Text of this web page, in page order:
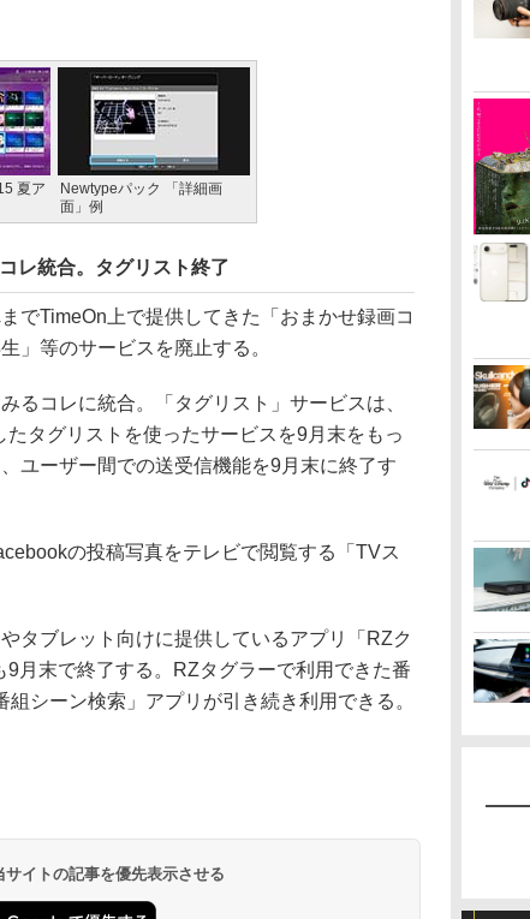
夏ア
Newtypeパック 「詳細画
面」例
レ統合。タグリスト終了
でTimeOn上で提供してきた「おまかせ録画コ
」等のサービスを廃止する。
るコレに統合。「タグリスト」サービスは、
たタグリストを使ったサービスを9月末をもっ
ユーザー間での送受信機能を9月末に終了す
の投稿写真をテレビで閲覧する「TVス
タブレット向けに提供しているアプリ「RZク
月末で終了する。RZタグラーで利用できた番
シーン検索」アプリが引き続き利用できる。
イトの記事を優先表示させる